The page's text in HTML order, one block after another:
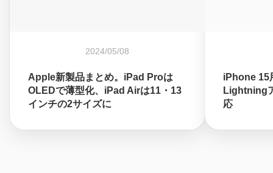
2024/05/08
Apple新製品まとめ。iPad Proは
OLEDで薄型化、iPad Airは11・13
インチの2サイズに
iPhone 15
Lightning
応